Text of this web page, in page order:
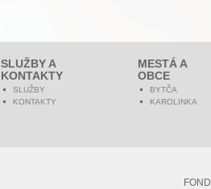
SLUŽBY A
KONTAKTY
SLUŽBY
KONTAKTY
MESTÁ A
OBCE
BYTČA
KAROLINKA